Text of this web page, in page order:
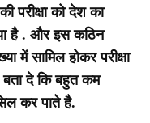
परीक्षा को देश का
है . और इस कठिन
में सामिल होकर परीक्षा
दे कि बहुत कम
कर पाते है.